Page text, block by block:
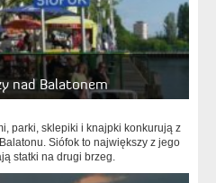
nad Balatonem
parki, sklepiki i knajpki konkurują z
Siófok to największy z jego
statki na drugi brzeg.